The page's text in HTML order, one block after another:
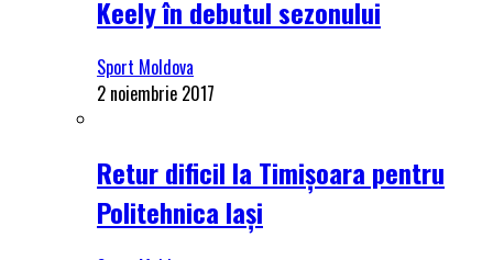
Keely în debutul sezonului
Sport Moldova
2 noiembrie 2017
Retur dificil la Timișoara pentru
Politehnica Iași